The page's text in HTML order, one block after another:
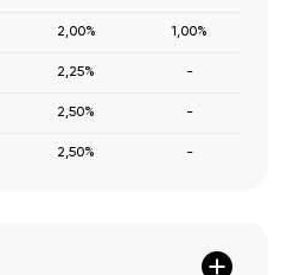
2,00% 1,00%
2,25% -
2,50% -
2,50% -